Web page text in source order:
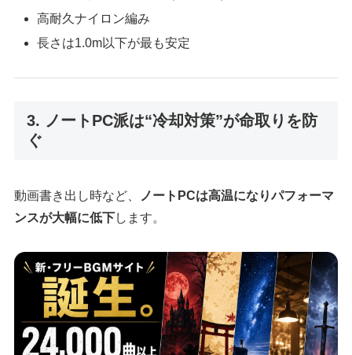
高耐久ナイロン編み
長さは1.0m以下が最も安定
3. ノートPC派は“冷却対策”が命取りを防
ぐ
動画書き出し時など、
ノートPCは高温になりパフォーマ
ンスが大幅に低下します。